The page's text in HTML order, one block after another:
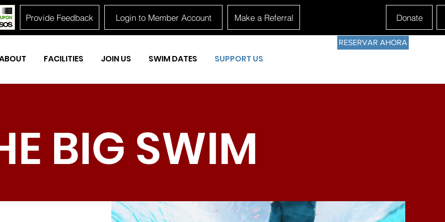
Provide Feedback Login to Member Account Make a Referral Donate
FACILITIES JOIN US SWIM DATES SUPPORT US
RESERVAR AHORA
BIG SWIM